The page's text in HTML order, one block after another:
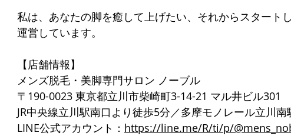
私は、あなたの脚を癒して上げたい、それからスタート
運営しています。
【店舗情報】
メンズ脱毛・美脚専門サロン ノーブル
〒190-0023 東京都立川市柴崎町3-14-21 マル井ビル301
JR中央線立川駅南口より徒歩5分／多摩モノレール立川
LINE公式アカウント： https://line.me/R/ti/p/